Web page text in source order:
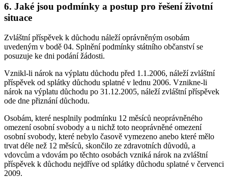
6. Jaké jsou podmínky a postup pro řešení životní
situace
Zvláštní příspěvek k důchodu náleží oprávněným osobám
uvedeným v bodě 04. Splnění podmínky státního občanství se
posuzuje ke dni podání žádosti.
Vznikl-li nárok na výplatu důchodu před 1.1.2006, náleží zvláštní
příspěvek od splátky důchodu splatné v lednu 2006. Vznikne-li
nárok na výplatu důchodu po 31.12.2005, náleží zvláštní příspěvek
ode dne přiznání důchodu.
Osobám, které nesplnily podmínku 12 měsíců neoprávněného
omezení osobní svobody a u nichž toto neoprávněné omezení
osobní svobody, které nebylo časově vymezeno anebo které mělo
trvat déle než 12 měsíců, skončilo ze zdravotních důvodů, a
vdovcům a vdovám po těchto osobách vzniká nárok na zvláštní
příspěvek k důchodu nejdříve od splátky důchodu splatné v červenci
2009.